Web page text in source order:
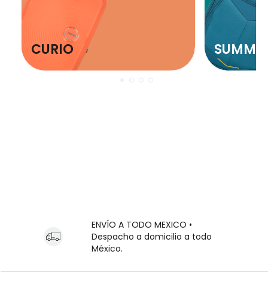
CURIO
ENVÍO A TODO MEXICO •
Despacho a domicilio a todo
México.